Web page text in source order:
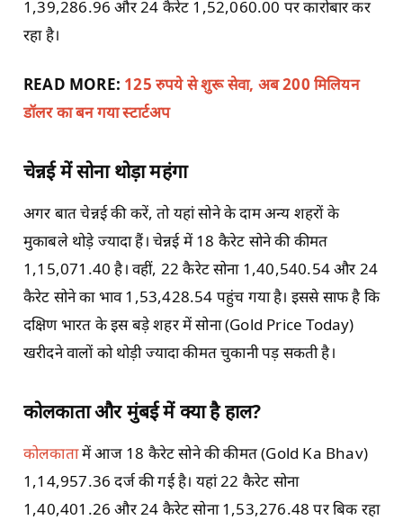
1,39,286.96 और 24 कैरेट 1,52,060.00 पर कारोबार कर
रहा है।
READ MORE: 125 रुपये से शुरू सेवा, अब 200 मिलियन
डॉलर का बन गया स्टार्टअप
चेन्नई में सोना थोड़ा महंगा
अगर बात चेन्नई की करें, तो यहां सोने के दाम अन्य शहरों के
मुकाबले थोड़े ज्यादा हैं। चेन्नई में 18 कैरेट सोने की कीमत
1,15,071.40 है। वहीं, 22 कैरेट सोना 1,40,540.54 और 24
कैरेट सोने का भाव 1,53,428.54 पहुंच गया है। इससे साफ है कि
दक्षिण भारत के इस बड़े शहर में सोना (Gold Price Today)
खरीदने वालों को थोड़ी ज्यादा कीमत चुकानी पड़ सकती है।
कोलकाता और मुंबई में क्या है हाल?
कोलकातामें आज 18 कैरेट सोने की कीमत (Gold Ka Bhav)
1,14,957.36 दर्ज की गई है। यहां 22 कैरेट सोना
1,40,401.26 और 24 कैरेट सोना 1,53,276.48 पर बिक रहा